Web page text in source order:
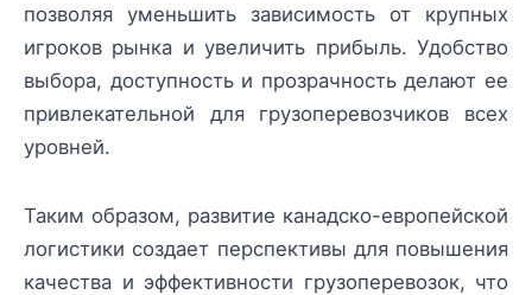
позволяя уменьшить зависимость от крупных
игроков рынка и увеличить прибыль. Удобство
выбора, доступность и прозрачность делают ее
привлекательной для грузоперевозчиков всех
уровней.
Таким образом, развитие канадско-европейской
логистики создает перспективы для повышения
качества и эффективности грузоперевозок, что